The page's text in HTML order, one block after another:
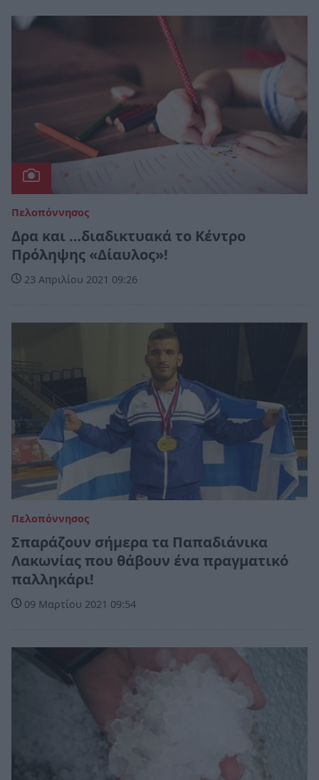
Πελοπόννησος
Δρα και …διαδικτυακά το Κέντρο
Πρόληψης «Δίαυλος»!
23 Απριλίου 2021 09:26
Πελοπόννησος
Σπαράζουν σήμερα τα Παπαδιάνικα
Λακωνίας που θάβουν ένα πραγματικό
παλληκάρι!
09 Μαρτίου 2021 09:54